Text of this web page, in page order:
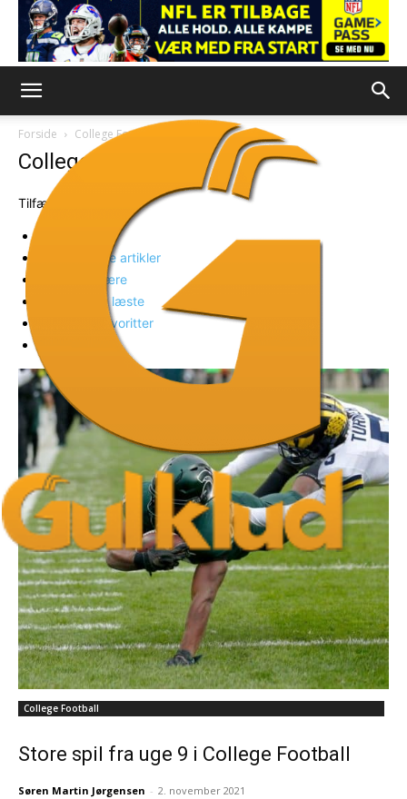
Forside College Football
College Football
Tilfældig
Fremhævede artikler
Mest populære
Ugens mest læste
Læsernes favoritter
College Football
Store spil fra uge 9 i College Football
Søren Martin Jørgensen - 2. november 2021